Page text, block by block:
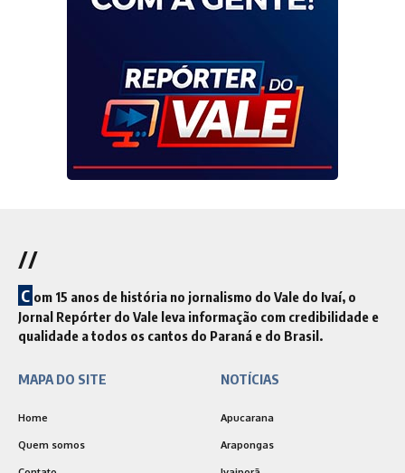
//
C om 15 anos de história no jornalismo do Vale do Ivaí, o
Jornal Repórter do Vale leva informação com credibilidade e
qualidade a todos os cantos do Paraná e do Brasil.
MAPA DO SITE
Home
Quem somos
NOTÍCIAS
Apucarana
Arapongas